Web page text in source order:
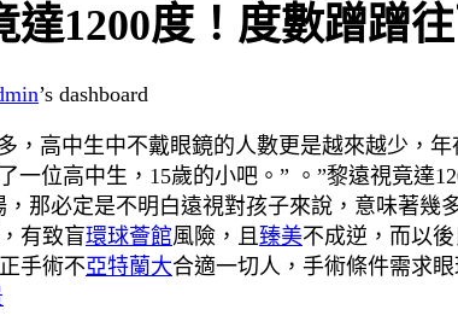
達1200度！度數蹭蹭
’s dashboard
，高中生中不戴眼鏡的人數更是越來越少，
一位高中生，15歲的小吧。” 。”黎遠視竟達
，那必定是不明白遠視對孩子來說，意味著
有致盲環球薈館風險，且臻美不成逆，而以
手術不亞特蘭大合適一切人，手術條件需求